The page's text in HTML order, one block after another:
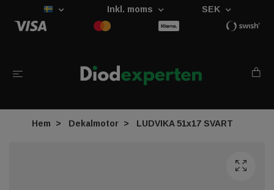
Inkl. moms SEK
Hem Dekalmotor LUDVIKA 51x17 SVART